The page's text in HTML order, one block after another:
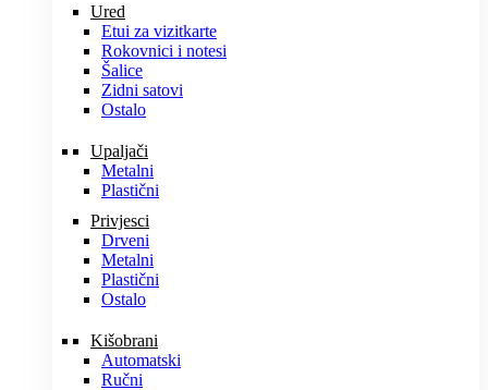
Ured
Etui za vizitkarte
Rokovnici i notesi
Šalice
Zidni satovi
Ostalo
Upaljači
Metalni
Plastični
Privjesci
Drveni
Metalni
Plastični
Ostalo
Kišobrani
Automatski
Ručni